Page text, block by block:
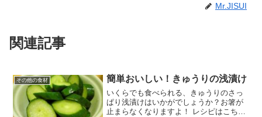
Mr.JISUI
関連記事
その他の食材 簡単おいしい！きゅうりの浅漬け
いくらでも食べられる、きゅうりのさっ
ぱり浅漬けはいかがでしょうか？お箸が
止まらなくなりますよ！ レシピはこちら